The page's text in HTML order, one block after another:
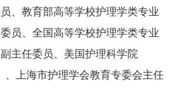
、教育部高等学校护理学类专业
员、全国高等学校护理学类专业
主任委员、美国护理科学院
、上海市护理学会教育专委会主任